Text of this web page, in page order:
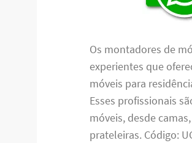
Os montadores de
experientes que
móveis para
Esses profissionais
móveis, desde
prateleiras. Código: